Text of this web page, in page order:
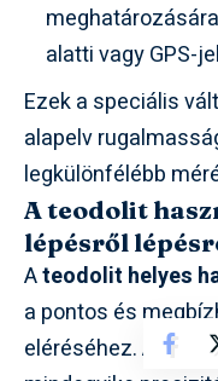
alatti vagy GPS-
Ezek a speciális
alapelv
legkülönfélébb
A teodolit
lépésről
Ateodolit helyes
a pontos és
eléréséhez. A